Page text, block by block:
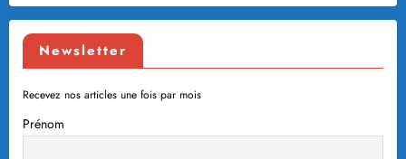
Newsletter
Recevez nos articles une fois par mois
Prénom